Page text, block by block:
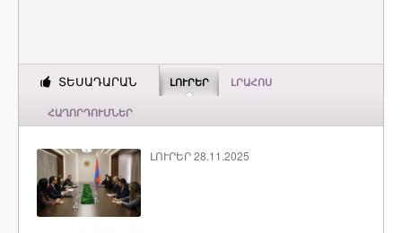
ՏԵՍԱԴԱՐԱՆ ԼՈՒՐԵՐ ԼՐԱՀՈՍ
ՀԱՂՈՐԴՈՒՄՆԵՐ
ԼՈՒՐԵՐ 28.11.2025